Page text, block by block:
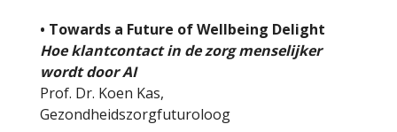
• Towards a Future of Wellbeing Delight
Hoe klantcontact in de zorg menselijker
wordt door AI
Prof. Dr. Koen Kas,
Gezondheidszorgfuturoloog